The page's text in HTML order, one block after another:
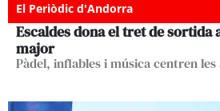
El Periòdic d'Andorra
Escaldes dona el tret de sortida
major
Pàdel, inflables i música centren les